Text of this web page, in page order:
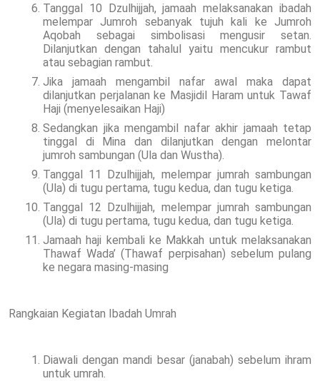
Tanggal 10 Dzulhijjah, jamaah melaksanakan ibadah
melempar Jumroh sebanyak tujuh kali ke Jumroh
Aqobah sebagai simbolisasi mengusir setan.
Dilanjutkan dengan tahalul yaitu mencukur rambut
atau sebagian rambut.
Jika jamaah mengambil nafar awal maka dapat
dilanjutkan perjalanan ke Masjidil Haram untuk Tawaf
Haji (menyelesaikan Haji)
Sedangkan jika mengambil nafar akhir jamaah tetap
tinggal di Mina dan dilanjutkan dengan melontar
jumroh sambungan (Ula dan Wustha).
Tanggal 11 Dzulhijjah, melempar jumrah sambungan
(Ula) di tugu pertama, tugu kedua, dan tugu ketiga.
Tanggal 12 Dzulhijjah, melempar jumrah sambungan
(Ula) di tugu pertama, tugu kedua, dan tugu ketiga.
Jamaah haji kembali ke Makkah untuk melaksanakan
Thawaf Wada’ (Thawaf perpisahan) sebelum pulang
ke negara masing-masing
Rangkaian Kegiatan Ibadah Umrah
Diawali dengan mandi besar (janabah) sebelum ihram
untuk umrah.